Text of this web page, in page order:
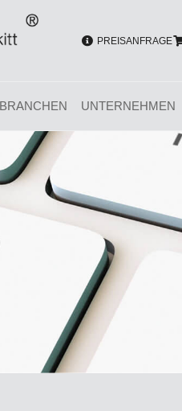
PREISANFRAGE
BRANCHEN UNTERNEHMEN